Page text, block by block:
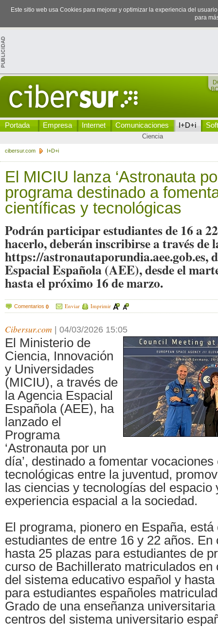
Este sitio web usa Cookies para mejorar y optimizar la experiencia del
para
Portada Empresa Internet Comunicaciones I+D+i
Ciencia
cibersur.com I+D+i
El MICIU lanza ‘Astronauta
programa destinado a
científicas y tecnológicas
Podrán participar estudiantes de 16 a
hacerlo, deberán inscribirse a través de
https://astronautaporundia.aee.gob.es,
Espacial Española (AEE), desde el
hasta el próximo 16 de marzo.
Comentarios 0 Enviar Imprimir
Cibersur.com 04/03/2026 15:05
El Ministerio de
Ciencia, Innovación
y Universidades
(MICIU), a través de
la Agencia Espacial
Española (AEE), ha
lanzado el
Programa
‘Astronauta por un
día’, destinado a fomentar
tecnológicas entre la juventud,
las ciencias y tecnologías del espacio
experiencia espacial a la sociedad.
El programa, pionero en España, está
estudiantes de entre 16 y 22 años. En
hasta 25 plazas para estudiantes de
curso de Bachillerato matriculados en
del sistema educativo español y
para estudiantes españoles
Grado de una enseñanza
centros del sistema universitario